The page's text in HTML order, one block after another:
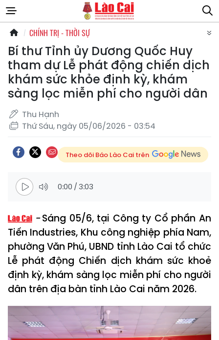
CHÍNH TRỊ - THỜI SỰ
Bí thư Tỉnh ủy Dương Quốc Huy
tham dự Lễ phát động chiến dịch
khám sức khỏe định kỳ, khám
sàng lọc miễn phí cho người dân
Thu Hạnh
Thứ Sáu, ngày 05/06/2026 - 03:54
Theo dõi Báo Lào Cai trên
0:00 /3:03
Sáng 05/6, tại Công ty Cổ phần An
Tiến Industries, Khu công nghiệp phía Nam,
phường Văn Phú, UBND tỉnh Lào Cai tổ chức
Lễ phát động Chiến dịch khám sức khoẻ
định kỳ, khám sàng lọc miễn phí cho người
dân trên địa bàn tỉnh Lào Cai năm 2026.